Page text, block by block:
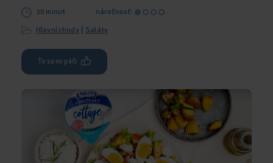
20 minut náročnosť:
Hlavní chody| Saláty
To sa mi páči